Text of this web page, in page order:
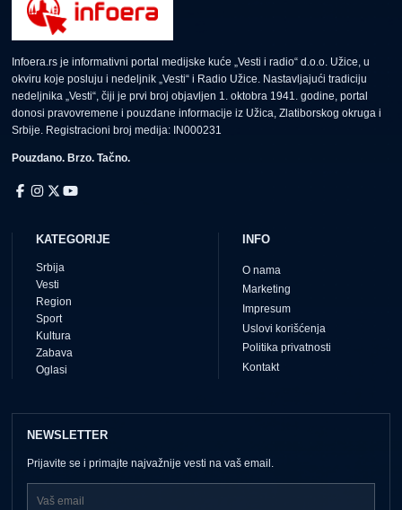
Infoera.rs je informativni portal medijske kuće „Vesti i radio“ d.o.o. Užice, u
okviru koje posluju i nedeljnik „Vesti“ i Radio Užice. Nastavljajući tradiciju
nedeljnika „Vesti“, čiji je prvi broj objavljen 1. oktobra 1941. godine, portal
donosi pravovremene i pouzdane informacije iz Užica, Zlatiborskog okruga i
Srbije. Registracioni broj medija: IN000231
Pouzdano. Brzo. Tačno.
KATEGORIJE
Srbija
Vesti
Region
Sport
Kultura
Zabava
Oglasi
INFO
O nama
Marketing
Impresum
Uslovi korišćenja
Politika privatnosti
Kontakt
NEWSLETTER
Prijavite se i primajte najvažnije vesti na vaš email.